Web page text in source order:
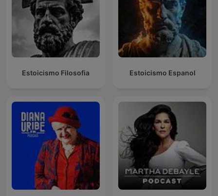
Estoicismo Filosofia Estoicismo Espanol